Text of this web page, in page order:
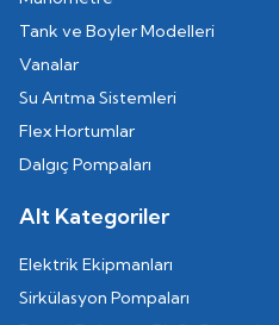
Tank ve Boyler Modelleri
Vanalar
Su Arıtma Sistemleri
Flex Hortumlar
Dalgıç Pompaları
Alt Kategoriler
Elektrik Ekipmanları
Sirkülasyon Pompaları